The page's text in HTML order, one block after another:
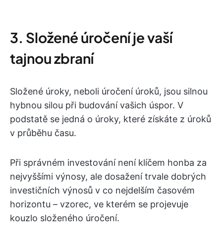
3. Složené úročení je vaší
tajnou zbraní
Složené úroky, neboli úročení úroků, jsou silnou
hybnou silou při budování vašich úspor. V
podstatě se jedná o úroky, které získáte z úroků
v průběhu času.
Při správném investování není klíčem honba za
nejvyššími výnosy, ale dosažení trvale dobrých
investičních výnosů v co nejdelším časovém
horizontu – vzorec, ve kterém se projevuje
kouzlo složeného úročení.